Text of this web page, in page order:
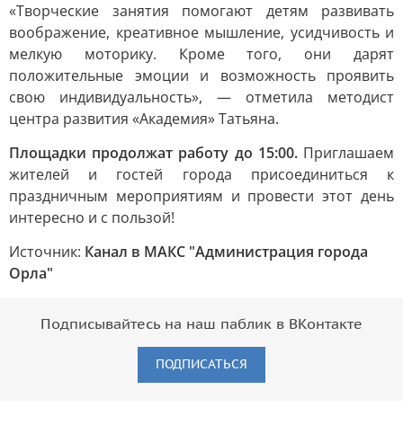
«Творческие занятия помогают детям развивать
воображение, креативное мышление, усидчивость и
мелкую моторику. Кроме того, они дарят
положительные эмоции и возможность проявить
свою индивидуальность», — отметила методист
центра развития «Академия» Татьяна.
Площадки продолжат работу до 15:00.Приглашаем
жителей и гостей города присоединиться к
праздничным мероприятиям и провести этот день
интересно и с пользой!
Источник: Канал в МАКС "Администрация города
Орла"
Подписывайтесь на наш паблик в ВКонтакте
ПОДПИСАТЬСЯ